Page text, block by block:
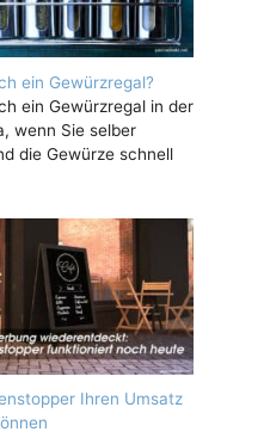
ein Gewürzregal?
ein Gewürzregal in der
wenn Sie selber
die Gewürze schnell
Ihren Umsatz